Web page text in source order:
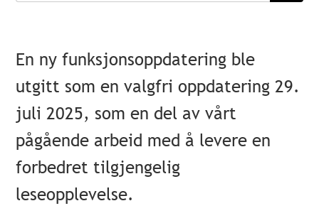
En ny funksjonsoppdatering ble
utgitt som en valgfri oppdatering 29.
juli 2025, som en del av vårt
pågående arbeid med å levere en
forbedret tilgjengelig
leseopplevelse.